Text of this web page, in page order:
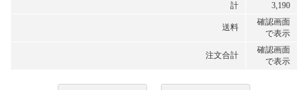
計 3,190
送料
確認画面
で表示
注文合計
確認画面
で表示